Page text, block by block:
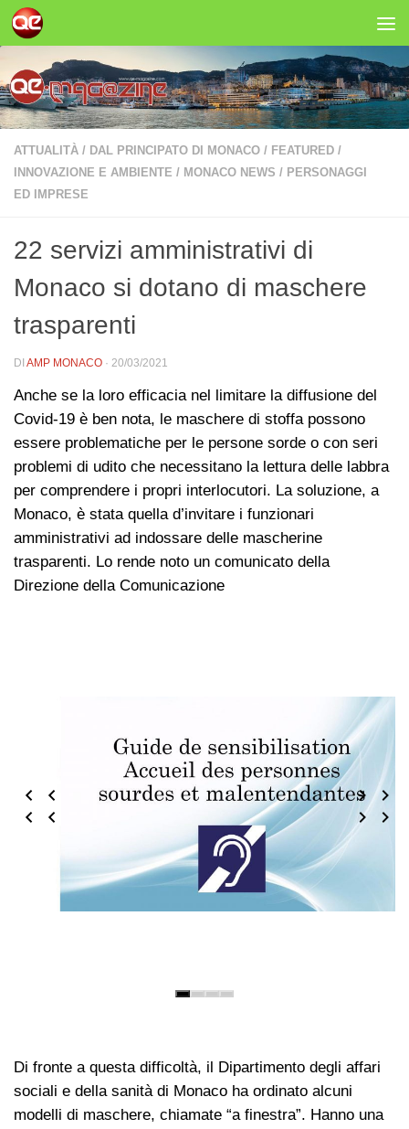
Salta al contenuto
ATTUALITÀ / DAL PRINCIPATO DI MONACO / FEATURED /
INNOVAZIONE E AMBIENTE / MONACO NEWS / PERSONAGGI
ED IMPRESE
22 servizi amministrativi di
Monaco si dotano di maschere
trasparenti
DI AMP MONACO · 20/03/2021
Anche se la loro efficacia nel limitare la diffusione del
Covid-19 è ben nota, le maschere di stoffa possono
essere problematiche per le persone sorde o con seri
problemi di udito che necessitano la lettura delle labbra
per comprendere i propri interlocutori. La soluzione, a
Monaco, è stata quella d’invitare i funzionari
amministrativi ad indossare delle mascherine
trasparenti. Lo rende noto un comunicato della
Direzione della Comunicazione
Di fronte a questa difficoltà, il Dipartimento degli affari
sociali e della sanità di Monaco ha ordinato alcuni
modelli di maschere, chiamate “a finestra”. Hanno una